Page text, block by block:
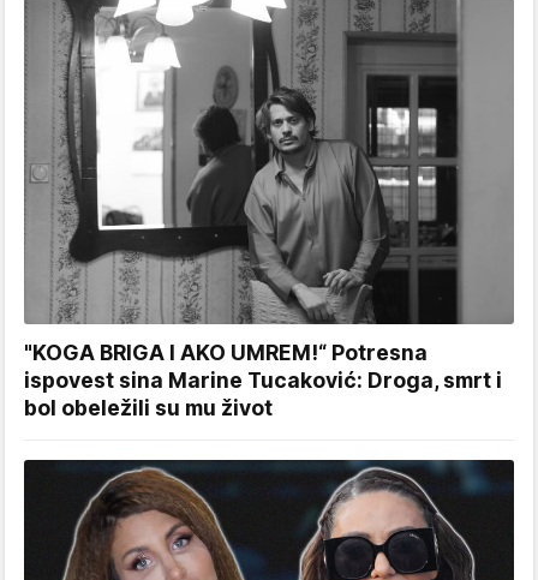
"KOGA BRIGA I AKO UMREM!“ Potresna
ispovest sina Marine Tucaković: Droga, smrt i
bol obeležili su mu život